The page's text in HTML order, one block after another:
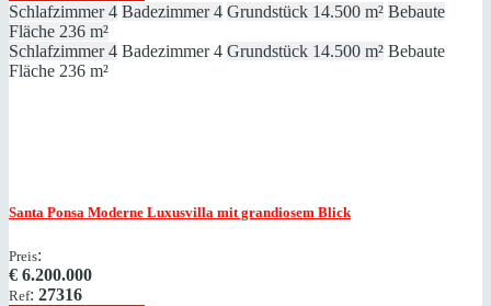
Schlafzimmer 4 Badezimmer 4 Grundstück 14.500 m² Bebaute
Fläche 236 m²
Schlafzimmer 4 Badezimmer 4 Grundstück 14.500 m² Bebaute
Fläche 236 m²
Santa Ponsa Moderne Luxusvilla mit grandiosem Blick
Preis:
€ 6.200.000
Ref: 27316